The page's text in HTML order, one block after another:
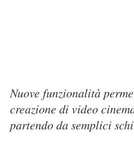
Nuove funzionalità
creazione di video
partendo da semplici